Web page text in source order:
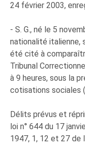
24 février 2003,
- S. G., né le 5
nationalité italienne,
été cité à
Tribunal
à 9 heures, sous la
cotisations sociales
Délits prévus et
loi n° 644 du 17
1947, 1, 12 et 27 de